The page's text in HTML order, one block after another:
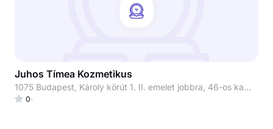
Juhos Tímea Kozmetikus
1075 Budapest, Károly körút 1. II. emelet jobbra, 46-os kapucsengő Juhos Tímea Kozmetikus
0